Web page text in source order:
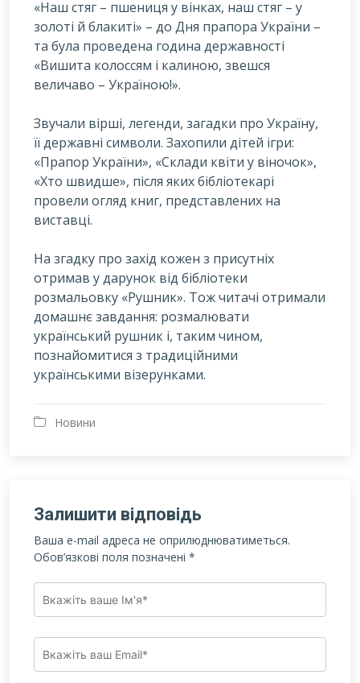
«Наш стяг – пшениця у вінках, наш стяг – у
золоті й блакиті» – до Дня прапора України –
та була проведена година державності
«Вишита колоссям і калиною, звешся
величаво – Україною!».
Звучали вірші, легенди, загадки про Україну,
її державні символи. Захопили дітей ігри:
«Прапор України», «Склади квіти у віночок»,
«Хто швидше», після яких бібліотекарі
провели огляд книг, представлених на
виставці.
На згадку про захід кожен з присутніх
отримав у дарунок від бібліотеки
розмальовку «Рушник». Тож читачі отримали
домашнє завдання: розмалювати
український рушник і, таким чином,
познайомитися з традиційними
українськими візерунками.
Новини
Залишити відповідь
Ваша e-mail адреса не оприлюднюватиметься.
Обов’язкові поля позначені *